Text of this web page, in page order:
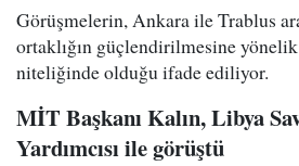
Görüşmelerin, Ankara ile Trablus
ortaklığın güçlendirilmesine yönelik
niteliğinde olduğu ifade ediliyor.
MİT Başkanı Kalın, Libya
Yardımcısı ile görüştü